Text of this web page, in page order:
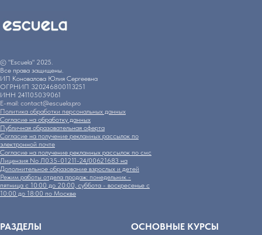
© "Escuela" 2025.
Все права защищены.
ИП Коновалова Юлия Сергеевна
ОГРНИП 320246800113251
ИНН 241105039061
E-mail: contact@escuela.pro
Политика обработки персональных данных
Согласие на обработку данных
Публичная образовательная оферта
Согласие на получение рекламных рассылок по
электронной почте
Согласие на получение рекламных рассылок по смс
Лицензия No Л035-01211-24/00621683 на
Дополнительное образование взрослых и детей
Режим работы отдела продаж: понедельник -
пятница с 10:00 до 20:00, суббота - воскресенье с
10:00 до 18:00 по Москве
РАЗДЕЛЫ ОСНОВНЫЕ КУРСЫ